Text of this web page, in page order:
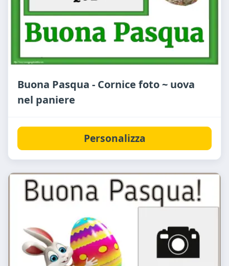
Buona Pasqua - Cornice foto ~ uova
nel paniere
Personalizza